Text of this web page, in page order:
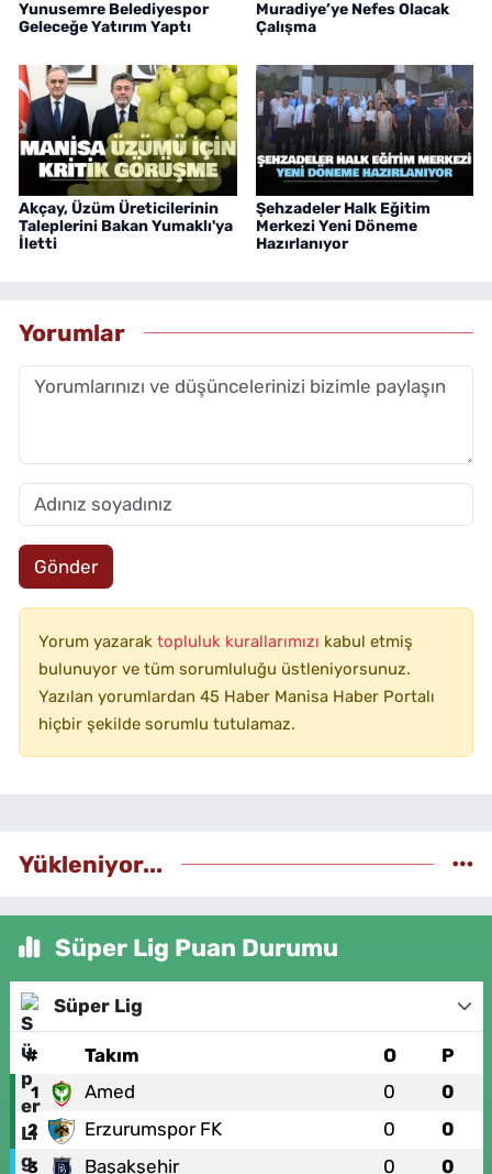
Yunusemre Belediyespor
Geleceğe Yatırım Yaptı
Muradiye’ye Nefes Olacak
Çalışma
Akçay, Üzüm Üreticilerinin
Taleplerini Bakan Yumaklı'ya
İletti
Şehzadeler Halk Eğitim
Merkezi Yeni Döneme
Hazırlanıyor
Yorumlar
Gönder
Yorum yazarak topluluk kurallarımızı kabul etmiş
bulunuyor ve tüm sorumluluğu üstleniyorsunuz.
Yazılan yorumlardan 45 Haber Manisa Haber Portalı
hiçbir şekilde sorumlu tutulamaz.
Yükleniyor...
Süper Lig Puan Durumu
Süper Lig
# Takım O P
1 Amed 0 0
2 Erzurumspor FK 0 0
3 Başakşehir 0 0